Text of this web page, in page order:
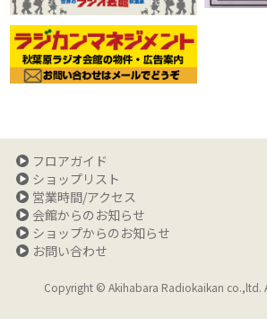
フロアガイド
ショップリスト
営業時間/アクセス
会館からのお知らせ
ショップからのお知らせ
お問い合わせ
Copyright © Akihabara Radiokaikan co.,ltd.